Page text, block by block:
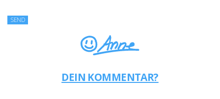
DEIN KOMMENTAR?